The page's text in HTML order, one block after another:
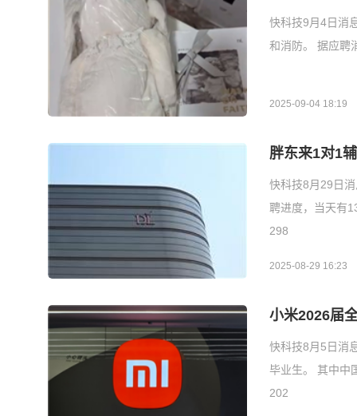
快科技9月4日消
和消防。 据应聘
2025-09-04 18:19
胖东来1对1
快科技8月29日
聘进度，当天有
298
2025-08-29 16:23
小米2026届
快科技8月5日消
毕业生。 其中中
202